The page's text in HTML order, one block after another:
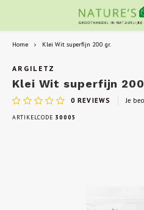
Home Klei Wit superfijn 200 gr.
ARGILETZ
Klei Wit superfijn
0 REVIEWS Je
ARTIKELCODE 30005